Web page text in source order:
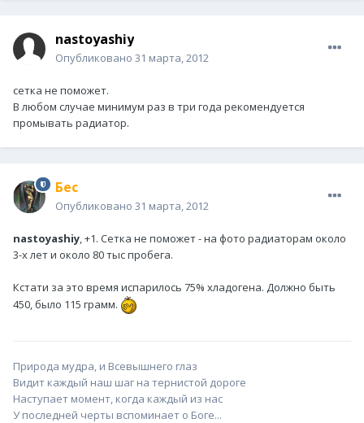
nastoyashiy
Опубликовано 31 марта, 2012
сетка не поможет.
В любом случае минимум раз в три года рекомендуется
промывать радиатор.
Бес
Опубликовано 31 марта, 2012
nastoyashiy, +1. Сетка не поможет - на фото радиаторам около
3-х лет и около 80 тыс пробега.
Кстати за это время испарилось 75% хладогена. Должно быть
450, было 115 грамм.
Природа мудра, и Всевышнего глаз
Видит каждый наш шаг на тернистой дороге
Наступает момент, когда каждый из нас
У последней черты вспоминает о Боге...